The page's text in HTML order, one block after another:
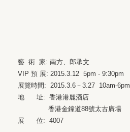
藝 術 家: 南方、郎承文
VIP 預 展: 2015.3.12 5pm - 9:30pm
展覽時間: 2015.3.6－3.27 10am-6pm
地 址: 香港港麗酒店
香港金鐘道88號太古廣場
展 位: 4007